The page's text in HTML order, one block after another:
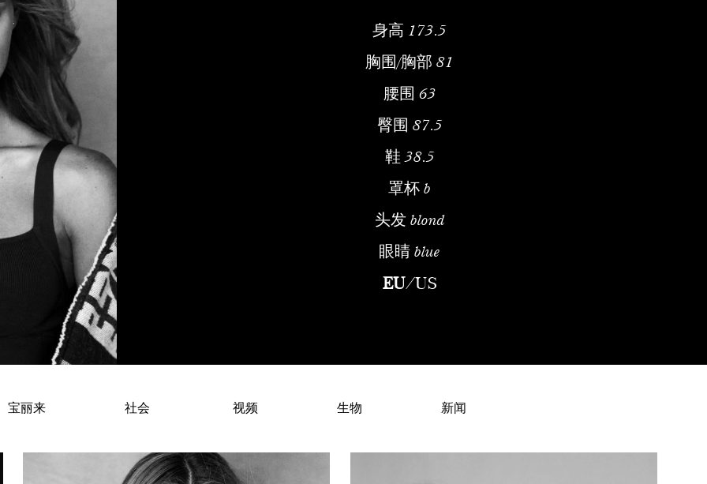
身高 173.5
胸围/胸部 81
腰围 63
臀围 87.5
鞋 38.5
罩杯 b
头发 blond
眼睛 blue
EU/US
Ellie Ottaway – American Fashion ModelEarly Life and Academic FoundationEllie Ottaway
宝丽来 社会 视频 生物 新闻